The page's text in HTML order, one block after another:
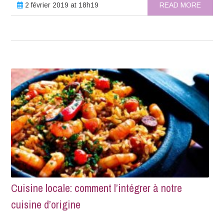
2 février 2019 at 18h19 READ MORE
Cuisine locale: comment l’intégrer à notre
cuisine d’origine